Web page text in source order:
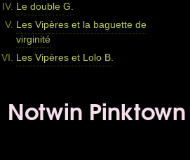
Le double G.
Les Vipères et la baguette de
virginité
Les Vipères et Lolo B.
Notwin Pinktown